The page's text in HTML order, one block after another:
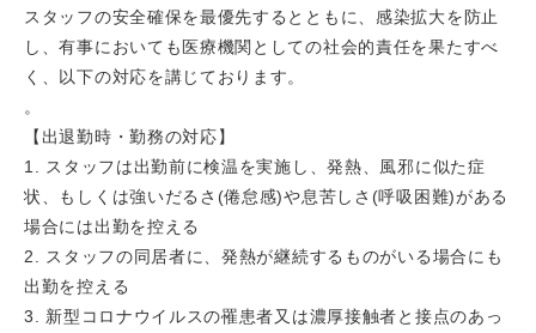
スタッフの安全確保を最優先するとともに、感染拡大を防止
し、有事においても医療機関としての社会的責任を果たすべ
く、以下の対応を講じております。
。
【出退勤時・勤務の対応】
1. スタッフは出勤前に検温を実施し、発熱、風邪に似た症
状、もしくは強いだるさ(倦怠感)や息苦しさ(呼吸困難)がある
場合には出勤を控える
2. スタッフの同居者に、発熱が継続するものがいる場合にも
出勤を控える
3. 新型コロナウイルスの罹患者又は濃厚接触者と接点のあっ